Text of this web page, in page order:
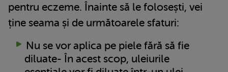
pentru eczeme. Înainte să le folosești, vei
ține seama și de următoarele sfaturi:
Nu se vor aplica pe piele fără să fie
diluate- În acest scop, uleiurile